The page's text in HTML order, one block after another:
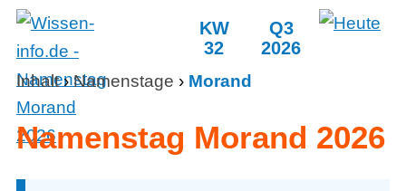
KW
32
Q3
2026
Inhalt›Namenstage › Morand
Namenstag Morand 2026